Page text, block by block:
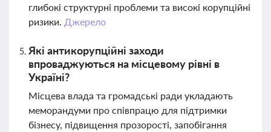
глибокі структурні проблеми та високі корупційні
ризики. Джерело
Які антикорупційні заходи
впроваджуються на місцевому рівні в
Україні?
Місцева влада та громадські ради укладають
меморандуми про співпрацю для підтримки
бізнесу, підвищення прозорості, запобігання